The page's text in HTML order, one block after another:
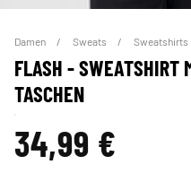
Damen Sweats Sweatshirts
FLASH - SWEATSHIRT
TASCHEN
34,99 €